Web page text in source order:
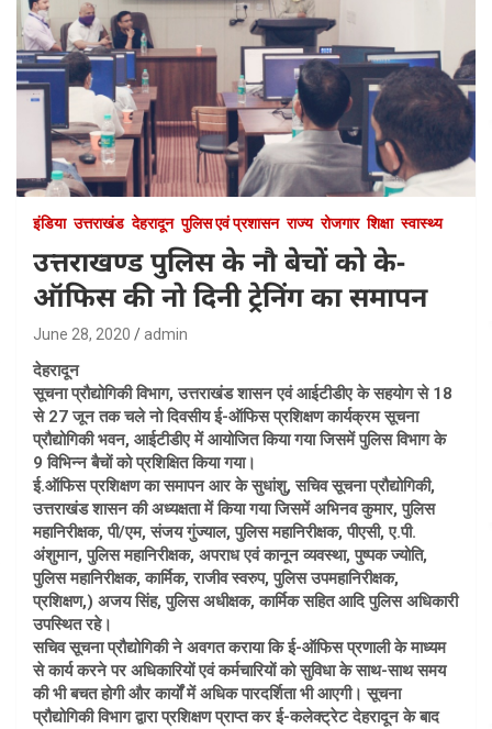
इंडिया उत्तराखंड देहरादून पुलिस एवं प्रशासन राज्य रोजगार शिक्षा स्वास्थ्य
उत्तराखण्ड पुलिस के नौ बेचों को के-
ऑफिस की नो दिनी ट्रेनिंग का समापन
June 28, 2020 admin
देहरादून
सूचना प्रौद्योगिकी विभाग, उत्तराखंड शासन एवं आईटीडीए के सहयोग से 18
से 27 जून तक चले नो दिवसीय ई-ऑफिस प्रशिक्षण कार्यक्रम सूचना
प्रौद्योगिकी भवन, आईटीडीए में आयोजित किया गया जिसमें पुलिस विभाग के
9 विभिन्न बैचों को प्रशिक्षित किया गया।
ई.ऑफिस प्रशिक्षण का समापन आर के सुधांशु, सचिव सूचना प्रौद्योगिकी,
उत्तराखंड शासन की अध्यक्षता में किया गया जिसमें अभिनव कुमार, पुलिस
महानिरीक्षक, पी/एम, संजय गुंज्याल, पुलिस महानिरीक्षक, पीएसी, ए.पी.
अंशुमान, पुलिस महानिरीक्षक, अपराध एवं कानून व्यवस्था, पुष्पक ज्योति,
पुलिस महानिरीक्षक, कार्मिक, राजीव स्वरुप, पुलिस उपमहानिरीक्षक,
प्रशिक्षण,) अजय सिंह, पुलिस अधीक्षक, कार्मिक सहित आदि पुलिस अधिकारी
उपस्थित रहे।
सचिव सूचना प्रौद्योगिकी ने अवगत कराया कि ई-ऑफिस प्रणाली के माध्यम
से कार्य करने पर अधिकारियों एवं कर्मचारियों को सुविधा के साथ-साथ समय
की भी बचत होगी और कार्यों में अधिक पारदर्शिता भी आएगी। सूचना
प्रौद्योगिकी विभाग द्वारा प्रशिक्षण प्राप्त कर ई-कलेक्ट्रेट देहरादून के बाद